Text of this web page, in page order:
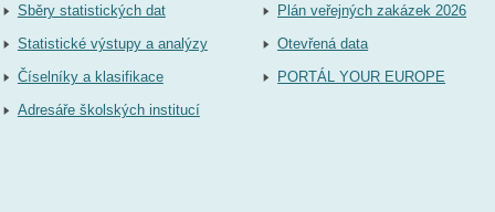
Sběry statistických dat
Statistické výstupy a analýzy
Číselníky a klasifikace
Adresáře školských institucí
Plán veřejných zakázek 2026
Otevřená data
PORTÁL YOUR EUROPE